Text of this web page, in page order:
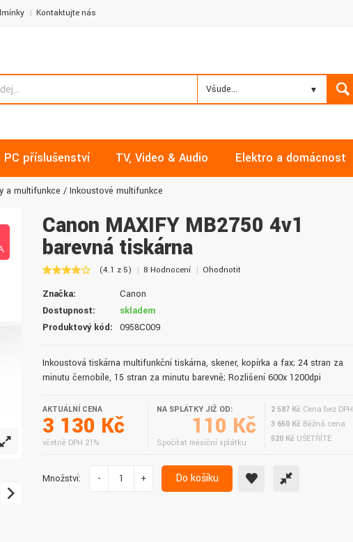
Kontaktujte nás
Všude...
PC příslušenství TV, Video & Audio Elektro a domácnost
a multifunkce Inkoustové multifunkce
Canon MAXIFY MB2750 4v1
barevná tiskárna
(4.1 z 5) 8 Hodnocení Ohodnotit
Značka:
Canon
Dostupnost:
skladem
Produktový kód:
0958C009
Inkoustová tiskárna multifunkční tiskárna, skener, kopírka a fax; 24 stran za
minutu černobíle, 15 stran za minutu barevně; Rozlišení 600x 1200dpi
AKTUÁLNÍ CENA
3 130 Kč
včetně DPH 21%
NA SPLÁTKY JIŽ OD:
110 Kč
Spočítat měsíční splátku
2 587 Kč Cena bez DPH
3 650 Kč Běžná cena
520 Kč UŠETŘÍTE
Množství: - + Do košíku
Milan, Mělník
vždy v pořádku. Vše skladem a za
normální ceny. Třešničkou na dortu je
doručení do druhého dne.